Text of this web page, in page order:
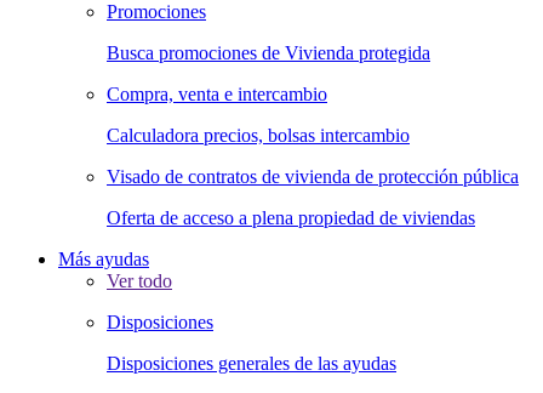
Promociones
Busca promociones de Vivienda protegida
Compra, venta e intercambio
Calculadora precios, bolsas intercambio
Visado de contratos de vivienda de protección pública
Oferta de acceso a plena propiedad de viviendas
Más ayudas
Ver todo
Disposiciones
Disposiciones generales de las ayudas